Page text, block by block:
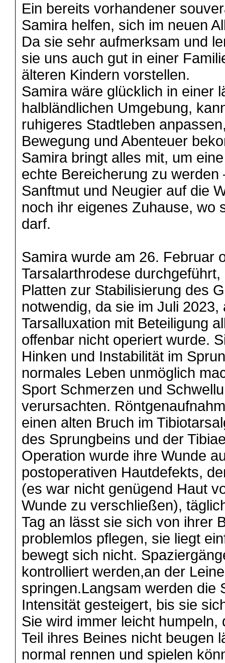
Ein bereits vorhandener
Samira helfen, sich im neuen
Da sie sehr aufmerksam und
sie uns auch gut in einer
älteren Kindern vorstellen.
Samira wäre glücklich in einer
halbländlichen Umgebung,
ruhigeres Stadtleben
Bewegung und Abenteuer
Samira bringt alles mit, um
echte Bereicherung zu
Sanftmut und Neugier auf die
noch ihr eigenes Zuhause, wo
darf.
Samira wurde am 26. Februar
Tarsalarthrodese
Platten zur Stabilisierung des
notwendig, da sie im Juli
Tarsalluxation mit Beteiligung
offenbar nicht operiert wurde.
Hinken und Instabilität im
normales Leben unmöglich
Sport Schmerzen und
verursachten.
einen alten Bruch im
des Sprungbeins und der
Operation wurde ihre Wunde
postoperativen Hautdefekts,
(es war nicht genügend Haut
Wunde zu verschließen),
Tag an lässt sie sich von ihrer
problemlos pflegen, sie liegt
bewegt sich nicht.
kontrolliert werden,an der
springen.Langsam werden die
Intensität gesteigert, bis sie
Sie wird immer leicht humpeln,
Teil ihres Beines nicht beugen
normal rennen und spielen